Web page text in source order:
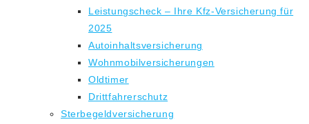
Leistungscheck – Ihre Kfz-Versicherung für
2025
Autoinhaltsversicherung
Wohnmobilversicherungen
Oldtimer
Drittfahrerschutz
Sterbegeldversicherung